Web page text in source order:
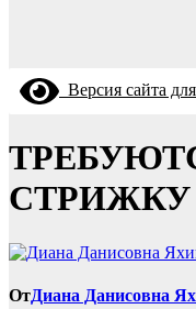
Версия сайта
СТРИЖКУ
ОтДиана Данисовна